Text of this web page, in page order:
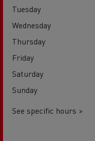
Tuesday
Wednesday
Thursday
Friday
Saturday
Sunday
See specific hours >